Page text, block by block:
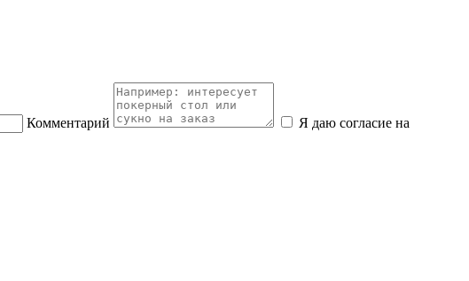
Комментарий
Я даю согласие на